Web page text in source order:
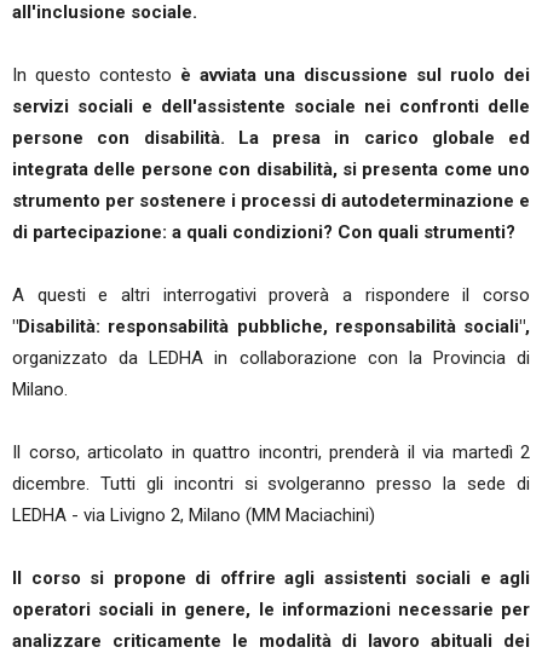
all'inclusione sociale.
In questo contesto è avviata una discussione sul ruolo dei
servizi sociali e dell'assistente sociale nei confronti delle
persone con disabilità.
La presa in carico globale ed
integrata delle persone con disabilità, si presenta come uno
strumento per sostenere i processi di autodeterminazione e
di partecipazione: a quali condizioni? Con quali strumenti?
A questi e altri interrogativi proverà a rispondere il corso
"Disabilità: responsabilità pubbliche, responsabilità sociali",
organizzato da LEDHA in collaborazione con la Provincia di
Milano.
Il corso, articolato in quattro incontri, prenderà il via martedì 2
dicembre. Tutti gli incontri si svolgeranno presso la sede di
LEDHA - via Livigno 2, Milano (MM Maciachini)
Il corso si propone di offrire agli assistenti sociali e agli
operatori sociali in genere, le informazioni necessarie per
analizzare criticamente le modalità di lavoro abituali dei